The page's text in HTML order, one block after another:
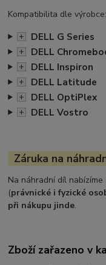
Kompatibilita dle výrobce:
+
DELL G Series
+ DELL
+ DELL Inspiron
+ DELL Latitude
+ DELL OptiPlex
+ DELL Vostro
Záruka na
Na náhradní díl nabízíme
(právnické i fyzické
při nákupu jinde.
Zboží zařazeno v